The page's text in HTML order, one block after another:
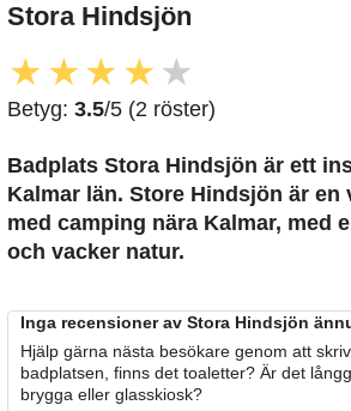
Stora Hindsjön
★ ★★ ★ ★
Betyg: 3.5/5 (2 röster)
Badplats Stora Hindsjön är ett
Kalmar län. Store Hindsjön är en
med camping nära Kalmar, med
och vacker natur.
Inga recensioner av Stora Hindsjön
Hjälp gärna nästa besökare genom att
badplatsen, finns det toaletter? Är det
brygga eller glasskiosk?